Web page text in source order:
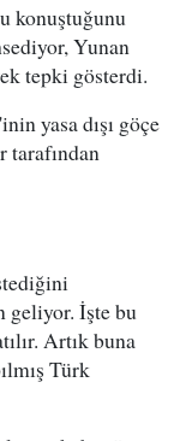
konuştuğunu
Yunan
tepki gösterdi.
yasa dışı göçe
tarafından
geliyor. İşte bu
Artık buna
Türk